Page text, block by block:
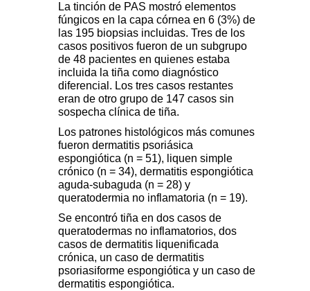
La tinción de PAS mostró elementos
fúngicos en la capa córnea en 6 (3%) de
las 195 biopsias incluidas. Tres de los
casos positivos fueron de un subgrupo
de 48 pacientes en quienes estaba
incluida la tiña como diagnóstico
diferencial. Los tres casos restantes
eran de otro grupo de 147 casos sin
sospecha clínica de tiña.
Los patrones histológicos más comunes
fueron dermatitis psoriásica
espongiótica (n = 51), liquen simple
crónico (n = 34), dermatitis espongiótica
aguda-subaguda (n = 28) y
queratodermia no inflamatoria (n = 19).
Se encontró tiña en dos casos de
queratodermas no inflamatorios, dos
casos de dermatitis liquenificada
crónica, un caso de dermatitis
psoriasiforme espongiótica y un caso de
dermatitis espongiótica.